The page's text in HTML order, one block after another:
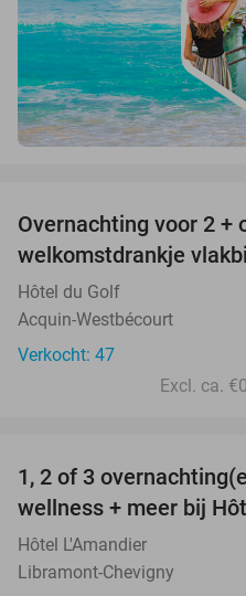
Overnachting voor 2 +
welkomstdrankje
Hôtel du Golf
Acquin-Westbécourt
Verkocht: 47
Excl. ca.
TODAY
1, 2 of 3
wellness + meer bij
Hôtel L'Amandier
Libramont-Chevigny